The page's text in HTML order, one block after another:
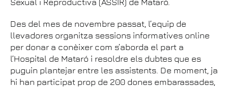
Sexual i Reproductiva (ASSIR) de Mataró.
Des del mes de novembre passat, l’equip de
llevadores organitza sessions informatives online
per donar a conèixer com s’aborda el part a
l’Hospital de Mataró i resoldre els dubtes que es
puguin plantejar entre les assistents. De moment, ja
hi han participat prop de 200 dones embarassades,